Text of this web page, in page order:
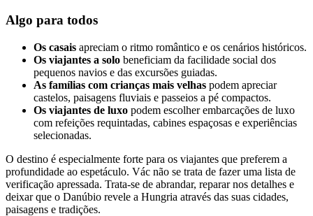
Algo para todos
Os casais apreciam o ritmo romântico e os cenários históricos.
Os viajantes a solo beneficiam da facilidade social dos
pequenos navios e das excursões guiadas.
As famílias com crianças mais velhas podem apreciar
castelos, paisagens fluviais e passeios a pé compactos.
Os viajantes de luxo podem escolher embarcações de luxo
com refeições requintadas, cabines espaçosas e experiências
selecionadas.
O destino é especialmente forte para os viajantes que preferem a
profundidade ao espetáculo. Vác não se trata de fazer uma lista de
verificação apressada. Trata-se de abrandar, reparar nos detalhes e
deixar que o Danúbio revele a Hungria através das suas cidades,
paisagens e tradições.